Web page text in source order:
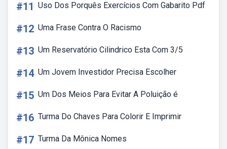
#11 Uso Dos Porquês Exercícios Com Gabarito Pdf
#12 Uma Frase Contra O Racismo
#13 Um Reservatório Cilindrico Esta Com 3/5
#14 Um Jovem Investidor Precisa Escolher
#15 Um Dos Meios Para Evitar A Poluição é
#16 Turma Do Chaves Para Colorir E Imprimir
#17 Turma Da Mônica Nomes